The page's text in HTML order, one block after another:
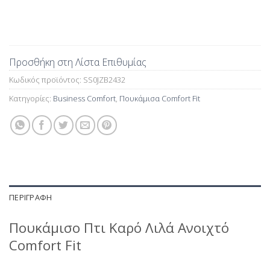
Προσθήκη στη Λίστα Επιθυμίας
Κωδικός προϊόντος: SS0JZB2432
Κατηγορίες: Business Comfort, Πουκάμισα Comfort Fit
ΠΕΡΙΓΡΑΦΉ
Πουκάμισο Πτι Καρό Λιλά Ανοιχτό
Comfort Fit